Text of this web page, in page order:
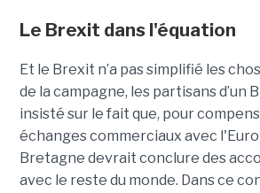
Le Brexit dans l'équation
Et le Brexit n’a pas simplifié les
de la campagne, les partisans d’un
insisté sur le fait que, pour
échanges commerciaux avec
Bretagne devrait conclure des
avec le reste du monde. Dans ce